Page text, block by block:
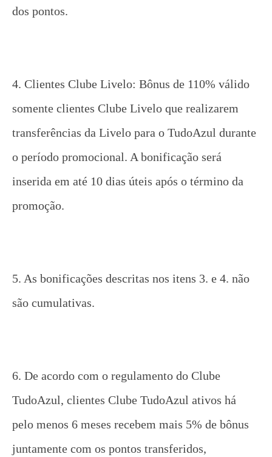
dos pontos.
4. Clientes Clube Livelo: Bônus de 110% válido
somente clientes Clube Livelo que realizarem
transferências da Livelo para o TudoAzul durante
o período promocional. A bonificação será
inserida em até 10 dias úteis após o término da
promoção.
5. As bonificações descritas nos itens 3. e 4. não
são cumulativas.
6. De acordo com o regulamento do Clube
TudoAzul, clientes Clube TudoAzul ativos há
pelo menos 6 meses recebem mais 5% de bônus
juntamente com os pontos transferidos,